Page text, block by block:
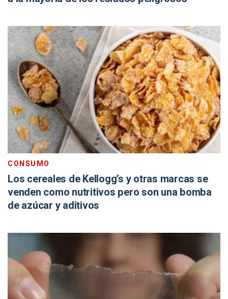
CONSUMO
Los cereales de Kellogg’s y otras marcas se
venden como nutritivos pero son una bomba
de azúcar y aditivos